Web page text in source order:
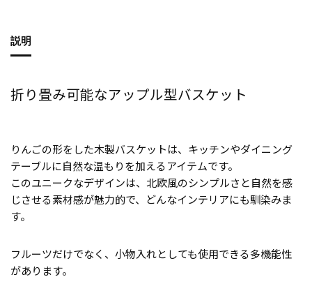
説明
折り畳み可能なアップル型バスケット
りんごの形をした木製バスケットは、キッチンやダイニング
テーブルに自然な温もりを加えるアイテムです。
このユニークなデザインは、北欧風のシンプルさと自然を感
じさせる素材感が魅力的で、どんなインテリアにも馴染みま
す。
フルーツだけでなく、小物入れとしても使用できる多機能性
があります。